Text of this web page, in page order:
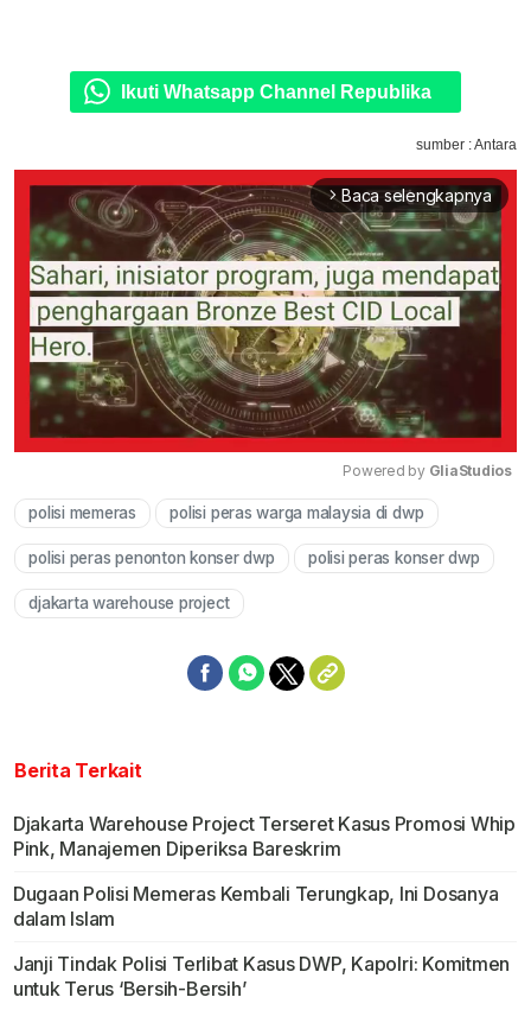
Ikuti Whatsapp Channel Republika
sumber : Antara
arrow_forward_ios Baca selengkapnya
Mute
Powered by GliaStudios
polisi memeras polisi peras warga malaysia di dwp
polisi peras penonton konser dwp polisi peras konser dwp
djakarta warehouse project
Berita Terkait
Djakarta Warehouse Project Terseret Kasus Promosi Whip
Pink, Manajemen Diperiksa Bareskrim
Dugaan Polisi Memeras Kembali Terungkap, Ini Dosanya
dalam Islam
Janji Tindak Polisi Terlibat Kasus DWP, Kapolri: Komitmen
untuk Terus ‘Bersih-Bersih’